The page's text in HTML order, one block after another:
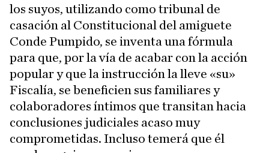
los suyos, utilizando como tribunal de
casación al Constitucional del amiguete
Conde Pumpido, se inventa una fórmula
para que, por la vía de acabar con la acción
popular y que la instrucción la lleve «su»
Fiscalía, se beneficien sus familiares y
colaboradores íntimos que transitan hacia
conclusiones judiciales acaso muy
comprometidas. Incluso temerá que él